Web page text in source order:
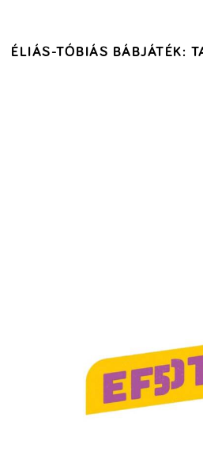
ÉLIÁS-TÓBIÁS BÁBJÁTÉK: